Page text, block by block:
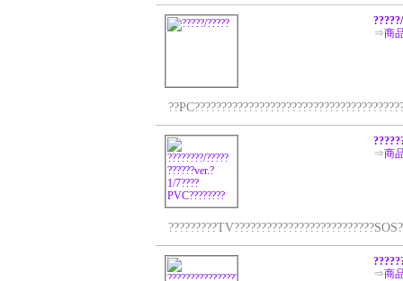
⇒商
⇒商
⇒商